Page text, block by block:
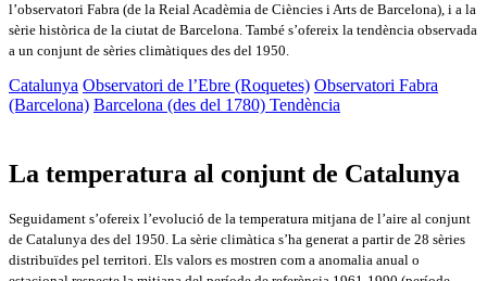
l’observatori Fabra (de la Reial Acadèmia de Ciències i Arts de Barcelona), i a la
sèrie històrica de la ciutat de Barcelona. També s’ofereix la tendència observada
a un conjunt de sèries climàtiques des del 1950.
Catalunya Observatori de l’Ebre (Roquetes) Observatori Fabra
(Barcelona) Barcelona (des del 1780) Tendència
La temperatura al conjunt de Catalunya
Seguidament s’ofereix l’evolució de la temperatura mitjana de l’aire al conjunt
de Catalunya des del 1950. La sèrie climàtica s’ha generat a partir de 28 sèries
distribuïdes pel territori. Els valors es mostren com a anomalia anual o